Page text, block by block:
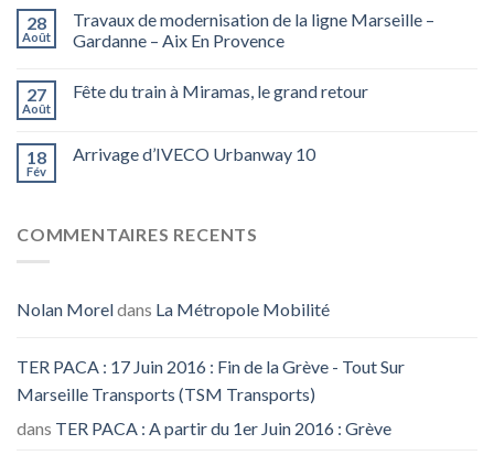
28
Août
Travaux de modernisation de la ligne Marseille –
Gardanne – Aix En Provence
27
Août
Fête du train à Miramas, le grand retour
18
Fév
Arrivage d’IVECO Urbanway 10
COMMENTAIRES RECENTS
Nolan Moreldans La Métropole Mobilité
TER PACA : 17 Juin 2016 : Fin de la Grève - Tout Sur
Marseille Transports (TSM Transports)
dans TER PACA : A partir du 1er Juin 2016 : Grève